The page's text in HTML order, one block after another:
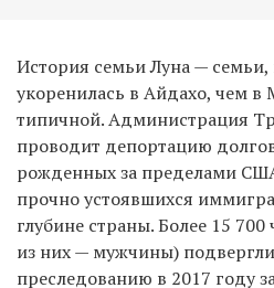
История семьи Луна — семьи,
укоренилась в Айдахо, чем в
типичной. Администрация
проводит депортацию
рожденных за пределами
прочно устоявшихся
глубине страны. Более 15
из них — мужчины)
преследованию в 2017 году